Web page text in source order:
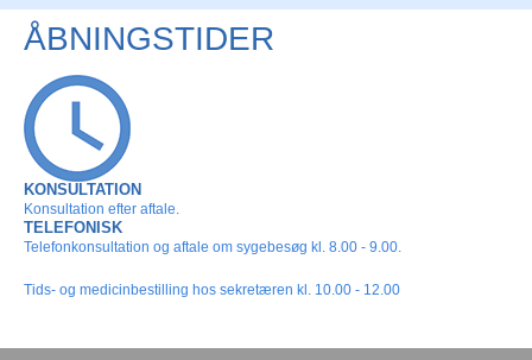
ÅBNINGSTIDER
KONSULTATION
Konsultation efter aftale.
TELEFONISK
Telefonkonsultation og aftale om sygebesøg kl. 8.00 - 9.00.
Tids- og medicinbestilling hos sekretæren kl. 10.00 - 12.00